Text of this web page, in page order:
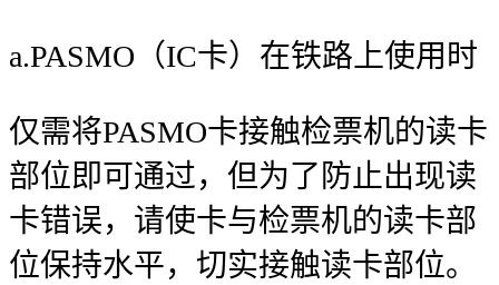
a.PASMO（IC卡）在铁路上使用时
仅需将PASMO卡接触检票机的读卡
部位即可通过，但为了防止出现读
卡错误，请使卡与检票机的读卡部
位保持水平，切实接触读卡部位。